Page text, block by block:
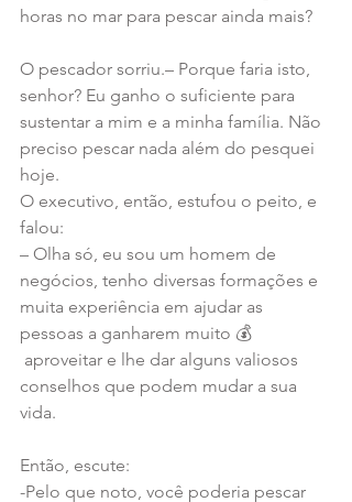
horas no mar para pescar ainda mais?
O pescador sorriu.– Porque faria isto,
senhor? Eu ganho o suficiente para
sustentar a mim e a minha família. Não
preciso pescar nada além do pesquei
hoje.
O executivo, então, estufou o peito, e
falou:
– Olha só, eu sou um homem de
negócios, tenho diversas formações e
muita experiência em ajudar as
pessoas a ganharem muito 💰
conselhos que podem mudar a sua
vida.
Então, escute:
-Pelo que noto, você poderia pescar